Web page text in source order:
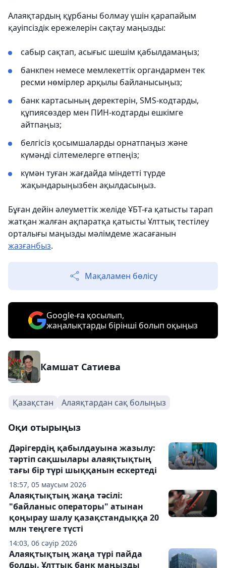
Алаяқтардың құрбаны болмау үшін қарапайым
қауіпсіздік ережелерін сақтау маңызды:
сабыр сақтап, асығыс шешім қабылдамаңыз;
банкпен немесе мемлекеттік органдармен тек
ресми нөмірлер арқылы байланысыңыз;
банк картасының деректерін, SMS-кодтарды,
құпиясөздер мен ПИН-кодтарды ешкімге
айтпаңыз;
белгісіз қосымшаларды орнатпаңыз және
күмәнді сілтемелерге өтпеңіз;
күмән туған жағдайда міндетті түрде
жақындарыңызбен ақылдасыңыз.
Бұған дейін әлеуметтік желіде ҰБТ-ға қатысты тарап
жатқан жалған ақпаратқа қатысты Ұлттық тестілеу
орталығы маңызды мәлімдеме жасағанын
жазғанбыз.
Мақаламен бөлісу
Google-ға қосылып,
жаңалықтарды бірінші болып оқыңыз
Камшат Сатиева
Қазақстан Алаяқтардан сақ болыңыз
Оқи отырыңыз
18:57, 05 маусым 2026
Дәрігердің қабылдауына жазылу:
тәртіп сақшылары алаяқтықтың
тағы бір түрі шыққанын ескертеді
14:03, 06 сәуір 2026
Алаяқтықтың жаңа тәсілі:
"байланыс операторы" атынан
қоңырау шалу қазақстандыққа 20
млн теңгеге түсті
Алаяқтықтың жаңа түрі пайда
болды. Ұлттық банк маңызды